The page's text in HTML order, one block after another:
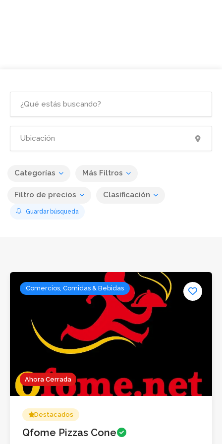
Categorías Más Filtros
Filtro de precios Clasificación
Guardar búsqueda
Ahora Cerrada
Comercios, Comidas & Bebidas
Destacados
Qfome Pizzas Cone